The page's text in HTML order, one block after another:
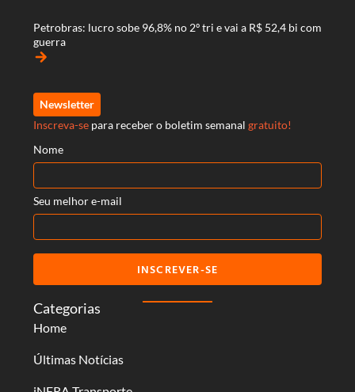
Categorias
Home
Últimas Notícias
Petrobras: lucro sobe 96,8% no 2º tri e vai a R$ 52,4 bi com
guerra
arrow_forward
Newsletter
Inscreva-se para receber o boletim semanal gratuito!
Nome
Seu melhor e-mail
INSCREVER-SE